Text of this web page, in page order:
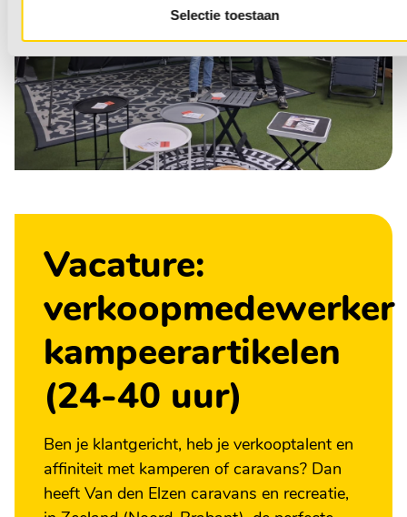
Selectie toestaan
Vacature:
verkoopmedewerker
kampeerartikelen
(24-40 uur)
Ben je klantgericht, heb je verkooptalent en
affiniteit met kamperen of caravans? Dan
heeft Van den Elzen caravans en recreatie,